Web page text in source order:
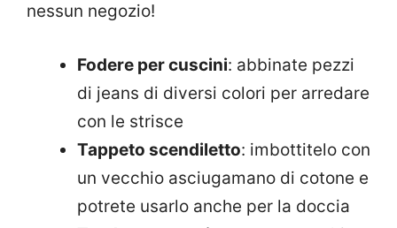
nessun negozio!
Fodere per cuscini: abbinate pezzi
di jeans di diversi colori per arredare
con le strisce
Tappeto scendiletto: imbottitelo con
un vecchio asciugamano di cotone e
potrete usarlo anche per la doccia